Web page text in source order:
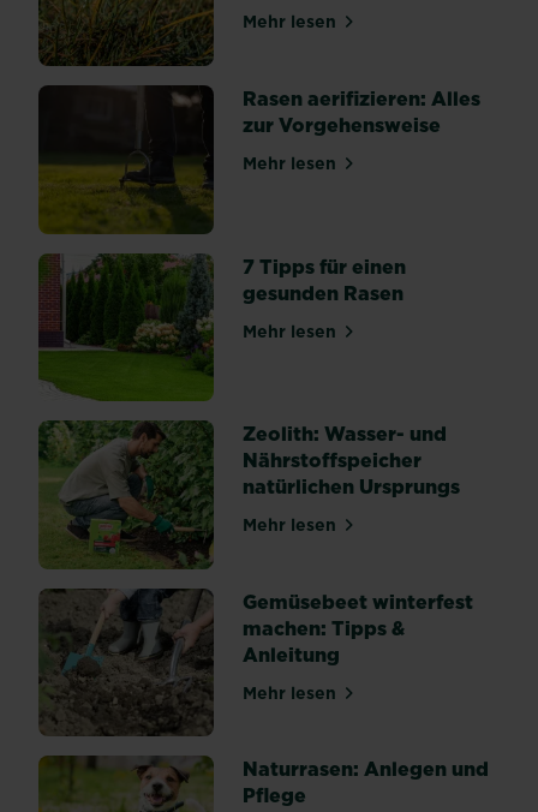
Mehr lesenüber Rasenkrankheiten
Rasen aerifizieren: Alles
zur Vorgehensweise
Mehr lesenüber Rasen aerifizieren:
7 Tipps für einen
gesunden Rasen
Mehr lesenüber 7 Tipps für einen
Zeolith: Wasser- und
Nährstoffspeicher
natürlichen Ursprungs
Mehr lesenüber Zeolith: Wasser- und
Gemüsebeet winterfest
machen: Tipps &
Anleitung
Mehr lesenüber Gemüsebeet
Naturrasen: Anlegen und
Pflege